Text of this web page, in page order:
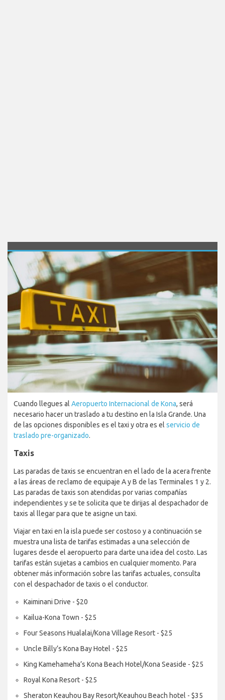
Cuando llegues al Aeropuerto Internacional de Kona, será
necesario hacer un traslado a tu destino en la Isla Grande. Una
de las opciones disponibles es el taxi y otra es el servicio de
traslado pre-organizado.
Taxis
Las paradas de taxis se encuentran en el lado de la acera frente
a las áreas de reclamo de equipaje A y B de las Terminales 1 y 2.
Las paradas de taxis son atendidas por varias compañías
independientes y se te solicita que te dirijas al despachador de
taxis al llegar para que te asigne un taxi.
Viajar en taxi en la isla puede ser costoso y a continuación se
muestra una lista de tarifas estimadas a una selección de
lugares desde el aeropuerto para darte una idea del costo. Las
tarifas están sujetas a cambios en cualquier momento. Para
obtener más información sobre las tarifas actuales, consulta
con el despachador de taxis o el conductor.
Kaiminani Drive - $20
Kailua-Kona Town - $25
Four Seasons Hualalai/Kona Village Resort - $25
Uncle Billy’s Kona Bay Hotel - $25
King Kamehameha’s Kona Beach Hotel/Kona Seaside - $25
Royal Kona Resort - $25
Sheraton Keauhou Bay Resort/Keauhou Beach hotel - $35